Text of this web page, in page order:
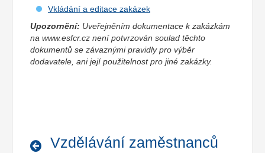
Vkládání a editace zakázek
Upozornění: Uveřejněním dokumentace k zakázkám
na www.esfcr.cz není potvrzován soulad těchto
dokumentů se závaznými pravidly pro výběr
dodavatele, ani její použitelnost pro jiné zakázky.
Vzdělávání zaměstnanců